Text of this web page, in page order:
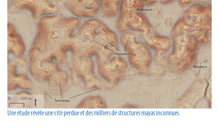
Une étude révèle une cité perdue et des milliers de structures mayas inconnues